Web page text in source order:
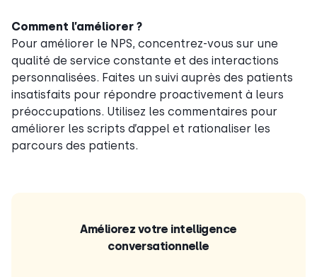
Comment l’améliorer ?
Pour améliorer le NPS, concentrez-vous sur une
qualité de service constante et des interactions
personnalisées. Faites un suivi auprès des patients
insatisfaits pour répondre proactivement à leurs
préoccupations. Utilisez les commentaires pour
améliorer les scripts d’appel et rationaliser les
parcours des patients.
Améliorez votre intelligence
conversationnelle